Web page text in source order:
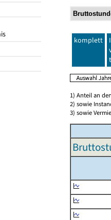
komplett
1) Anteil an
2) sowie
3) sowie